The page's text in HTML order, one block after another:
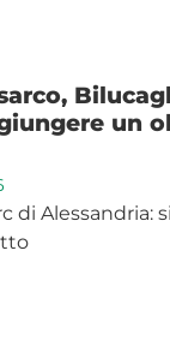
un
di Alessandria: